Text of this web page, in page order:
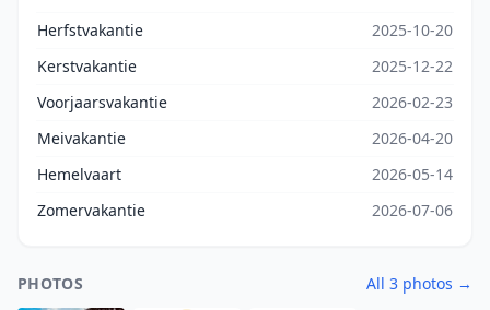
Herfstvakantie
2025-10-20
Kerstvakantie
2025-12-22
Voorjaarsvakantie
2026-02-23
Meivakantie
2026-04-20
Hemelvaart
2026-05-14
Zomervakantie
2026-07-06
PHOTOS All 3 photos →